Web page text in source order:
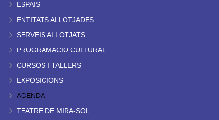
ESPAIS
ENTITATS ALLOTJADES
SERVEIS ALLOTJATS
PROGRAMACIÓ CULTURAL
CURSOS I TALLERS
EXPOSICIONS
AGENDA
TEATRE DE MIRA-SOL